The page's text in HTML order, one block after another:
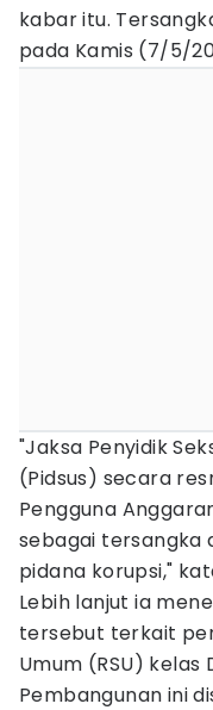
kabar itu.
pada Kamis (7/5/
"Jaksa Penyidik
(Pidsus) secara
Pengguna
sebagai tersangka
pidana korupsi,"
Lebih lanjut ia
tersebut terkait
Umum (RSU) kelas
Pembangunan ini